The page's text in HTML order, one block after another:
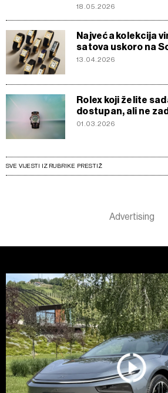
18.05.2026
Najveća kolekcija
satova uskoro na
13.04.2026
Rolex koji želite
dostupan, ali ne
01.03.2026
SVE VIJESTI IZ RUBRIKE PRESTIŽ